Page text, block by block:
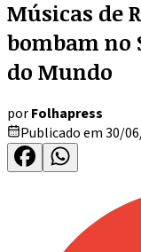
Músicas de
bombam no
do Mundo
porFolhapress
Publicado em 30/